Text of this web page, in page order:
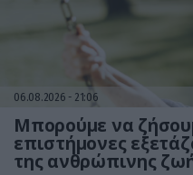
06.08.2026 21:06
Μπορούμε να
επιστήμονες
της ανθρώπινης